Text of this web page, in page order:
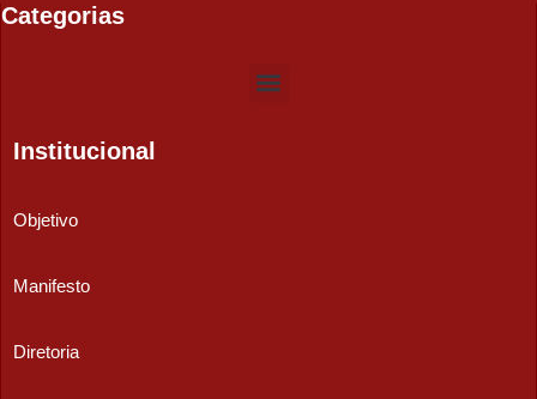
Categorias
Institucional
Objetivo
Manifesto
Diretoria